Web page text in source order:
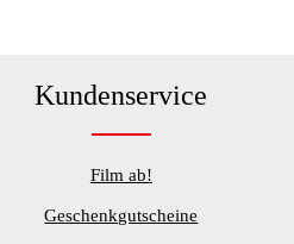
Kundenservice
Film ab!
Geschenkgutscheine